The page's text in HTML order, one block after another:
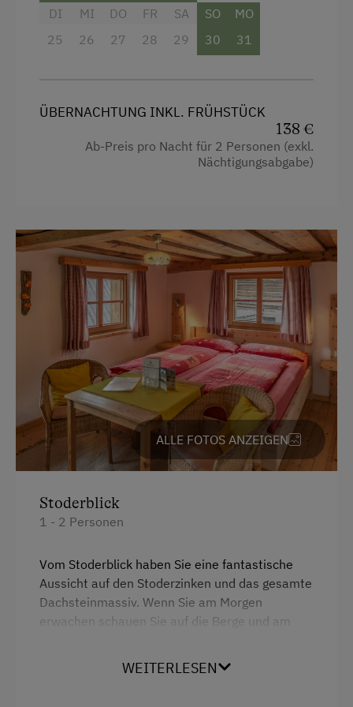
Mikrowelle
Waschmaschine
Verpflegung
Diätküche/Schonkost
Frühstück vom Buffett
Ohne Verpflegung
Regionale Spezialitäten
Vegetarische Küche
Vollwert/Biokost
Wellnessküche
eigene Trinkwasserquelle
Übernachtung mit Frühstück
Transfer Bahnhof
Willkommensgetränk
DI
25
MI
26
DO
27
FR
28
SA
29
SO
30
MO
31
ÜBERNACHTUNG INKL. FRÜHSTÜCK
138 €
Ab-Preis pro Nacht für 2 Personen (exkl.
Nächtigungsabgabe)
ALLE FOTOS ANZEIGEN
Stoderblick
1 - 2 Personen
Vom Stoderblick haben Sie eine fantastische
Aussicht auf den Stoderzinken und das gesamte
Dachsteinmassiv. Wenn Sie am Morgen
erwachen schauen Sie auf die Berge und am
Der Stoderblick ist ein gemütliches
WEITERLESEN